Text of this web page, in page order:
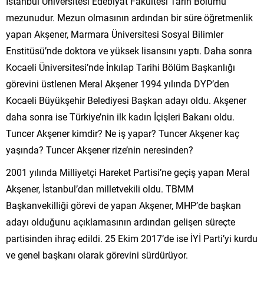
mezunudur. Mezun olmasının ardından bir süre öğretmenlik
yapan Akşener, Marmara Üniversitesi Sosyal Bilimler
Enstitüsü’nde doktora ve yüksek lisansını yaptı. Daha sonra
Kocaeli Üniversitesi’nde İnkılap Tarihi Bölüm Başkanlığı
görevini üstlenen Meral Akşener 1994 yılında DYP’den
Kocaeli Büyükşehir Belediyesi Başkan adayı oldu. Akşener
daha sonra ise Türkiye’nin ilk kadın İçişleri Bakanı oldu.
Tuncer Akşener kimdir? Ne iş yapar? Tuncer Akşener kaç
yaşında? Tuncer Akşener rize’nin neresinden?
2001 yılında Milliyetçi Hareket Partisi’ne geçiş yapan Meral
Akşener, İstanbul’dan milletvekili oldu. TBMM
Başkanvekilliği görevi de yapan Akşener, MHP’de başkan
adayı olduğunu açıklamasının ardından gelişen süreçte
partisinden ihraç edildi. 25 Ekim 2017’de ise İYİ Parti’yi kurdu
ve genel başkanı olarak görevini sürdürüyor.